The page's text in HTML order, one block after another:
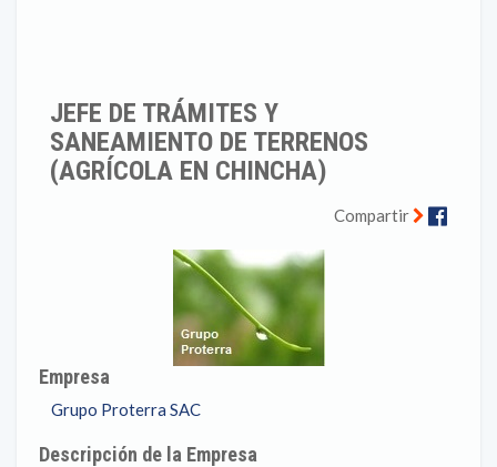
JEFE DE TRÁMITES Y
SANEAMIENTO DE TERRENOS
(AGRÍCOLA EN CHINCHA)
Compartir
Empresa
Grupo Proterra SAC
Descripción de la Empresa